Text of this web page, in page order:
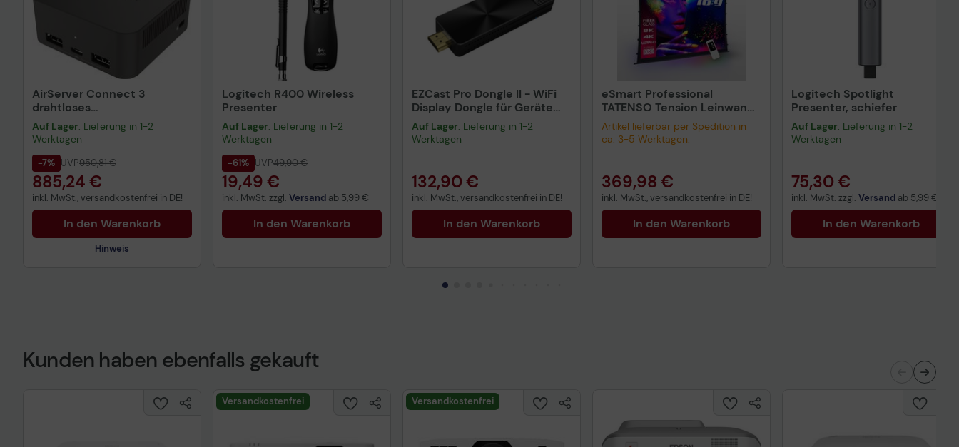
AirServer Connect 3
drahtloses
Präsentationssystem
Auf Lager: Lieferung in 1-2
Werktagen
-7% UVP950,81 €
885,24 €
inkl. MwSt., versandkostenfrei in DE!
In den Warenkorb
Hinweis
Logitech R400 Wireless
Presenter
Auf Lager: Lieferung in 1-2
Werktagen
-61% UVP49,90 €
19,49 €
inkl. MwSt. zzgl. Versand ab 5,99 €
In den Warenkorb
EZCast Pro Dongle II - WiFi
Display Dongle für Geräte
mit ProCast App
Auf Lager: Lieferung in 1-2
Werktagen
132,90 €
inkl. MwSt., versandkostenfrei in DE!
In den Warenkorb
eSmart Professional
TATENSO Tension Leinwand
304,8 cm 120 Zoll
Artikel lieferbar per Spedition in
ca. 3-5 Werktagen.
369,98 €
inkl. MwSt., versandkostenfrei in DE!
In den Warenkorb
Logitech Spotlight
Presenter, schiefer
Auf Lager: Lieferung in 1-2
Werktagen
75,30 €
inkl. MwSt. zzgl. Versand ab 5,99 €
In den Warenkorb
Kunden haben ebenfalls gekauft
Versandkostenfrei Versandkostenfrei